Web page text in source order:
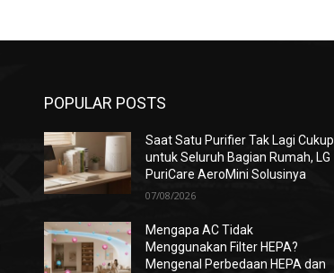
POPULAR POSTS
Saat Satu Purifier Tak Lagi Cukup
untuk Seluruh Bagian Rumah, LG
PuriCare AeroMini Solusinya
07/08/2026
Mengapa AC Tidak
Menggunakan Filter HEPA?
Mengenal Perbedaan HEPA dan